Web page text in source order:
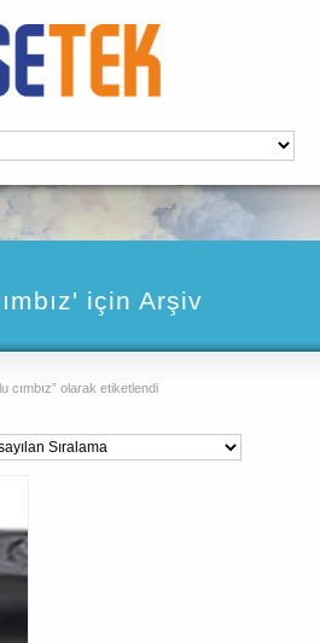
için Arşiv
cımbız” olarak etiketlendi